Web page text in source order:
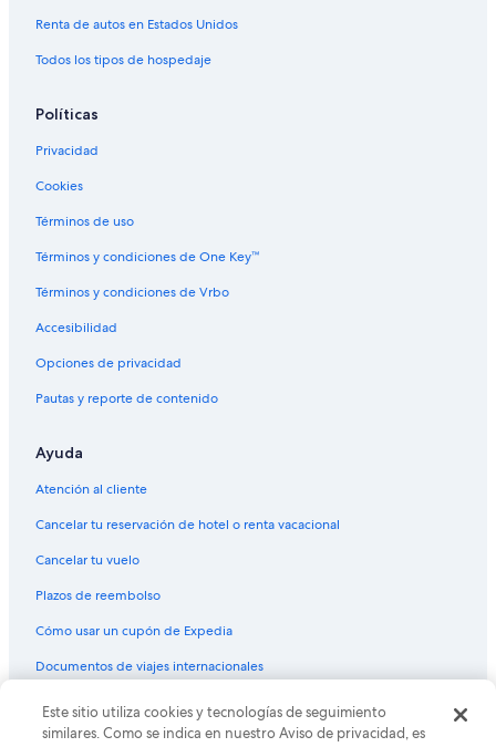
Renta de autos en Estados Unidos
Todos los tipos de hospedaje
Políticas
Privacidad
Cookies
Términos de uso
Términos y condiciones de One Key™
Términos y condiciones de Vrbo
Accesibilidad
Opciones de privacidad
Pautas y reporte de contenido
Ayuda
Atención al cliente
Cancelar tu reservación de hotel o renta vacacional
Cancelar tu vuelo
Plazos de reembolso
Cómo usar un cupón de Expedia
Documentos de viajes internacionales
© 2026 Expedia, Inc., una empresa de Expedia Group. Todos los
derechos reservados. Expedia y el logo de Expedia son marcas
Este sitio utiliza cookies y tecnologías de seguimiento
similares. Como se indica en nuestro Aviso de privacidad, es